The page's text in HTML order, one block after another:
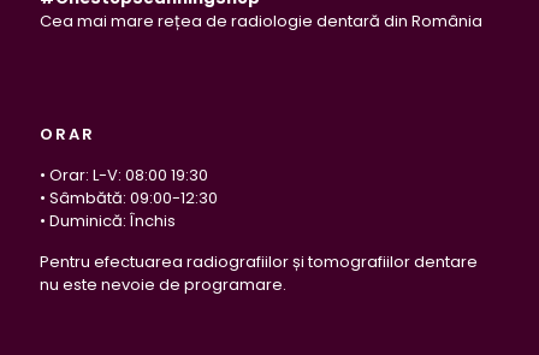
Cea mai mare rețea de radiologie dentară din România
ORAR
• Orar: L-V: 08:00 19:30
• Sâmbătă: 09:00-12:30
• Duminică: Închis
Pentru efectuarea radiografiilor și tomografiilor dentare
nu este nevoie de programare.